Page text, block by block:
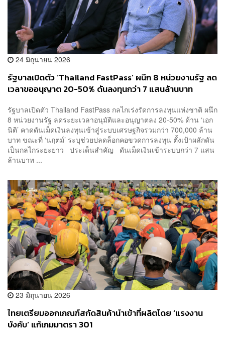
24 มิถุนายน 2026
รัฐบาลเปิดตัว ‘Thailand FastPass’ ผนึก 8 หน่วยงานรัฐ ลด
เวลาขออนุญาต 20-50% ดันลงทุนกว่า 7 แสนล้านบาท
รัฐบาลเปิดตัว Thailand FastPass กลไกเร่งรัดการลงทุนแห่งชาติ ผนึก
8 หน่วยงานรัฐ ลดระยะเวลาอนุมัติและอนุญาตลง 20-50% ด้าน ‘เอก
นิติ’ คาดดันเม็ดเงินลงทุนเข้าสู่ระบบเศรษฐกิจรวมกว่า 700,000 ล้าน
บาท ขณะที่ ‘นฤตม์’ ระบุช่วยปลดล็อกคอขวดการลงทุน ตั้งเป้าผลักดัน
เป็นกลไกระยะยาว ประเด็นสำคัญ ดันเม็ดเงินเข้าระบบกว่า 7 แสน
ล้านบาท ...
23 มิถุนายน 2026
ไทยเตรียมออกเกณฑ์สกัดสินค้านำเข้าที่ผลิตโดย ‘แรงงาน
บังคับ’ แก้เกมมาตรา 301